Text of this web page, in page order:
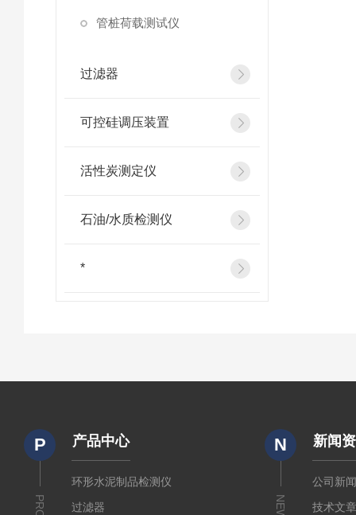
管桩荷载测试仪
过滤器
可控硅调压装置
活性炭测定仪
石油/水质检测仪
*
P 产品中心
环形水泥制品检测仪
过滤器
N 新闻
公司新
技术文